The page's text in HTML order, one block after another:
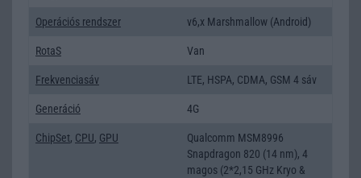
Operációs rendszer v6,x Marshmallow (Android)
RotaS Van
Frekvenciasáv LTE, HSPA, CDMA, GSM 4 sáv
Generáció 4G
ChipSet, CPU, GPU
Qualcomm MSM8996
Snapdragon 820 (14 nm), 4
magos (2*2,15 GHz Kryo &